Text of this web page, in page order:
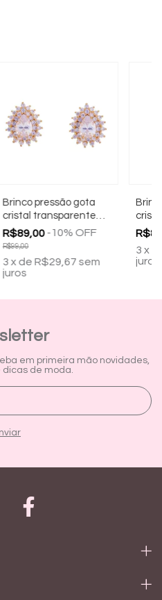
Brinco pressão gota
cristal transparente
banhado a ouro 18k
R$89,00-10% OFF
R$99,00
3 x de R$29,67 sem
juros
18k
3 x
juros
em primeira mão novidades,
dicas de moda.